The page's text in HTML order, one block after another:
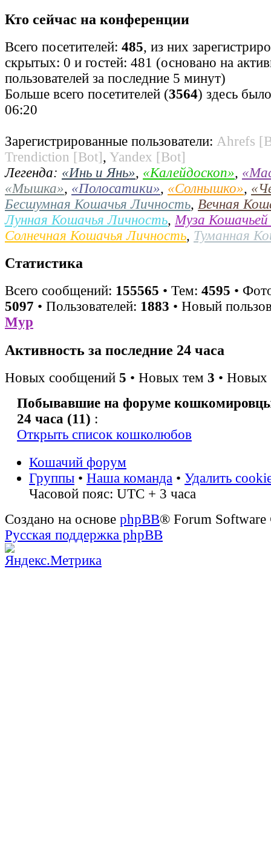
Кто сейчас на конференции
Всего посетителей: 485, из них
скрытых: 0 и гостей: 481 (основано на
пользователей за последние 5 минут)
Больше всего посетителей (3564) здесь
06:20
Зарегистрированные пользователи: Ahrefs
Trendiction [Bot], Yandex [Bot]
Легенда: «Инь и Янь», «Калейдоскоп»,
«Мышка», «Полосатики», «Солнышко»,
Бесшумная Кошачья Личность, Вечная
Лунная Кошачья Личность, Муза
Солнечная Кошачья Личность, Туманная
Статистика
Всего сообщений: 155565 • Тем: 4595 •
5097 • Пользователей: 1883 • Новый
Мур
Активность за последние 24 часа
Новых сообщений 5 • Новых тем 3 • Новых
Побывавшие на форуме кошкомировцы
24 часа (11) :
Открыть список кошколюбов
Кошачий форум
Группы • Наша команда • Удалить
Часовой пояс: UTC + 3 часа
Создано на основе phpBB® Forum
Русская поддержка phpBB